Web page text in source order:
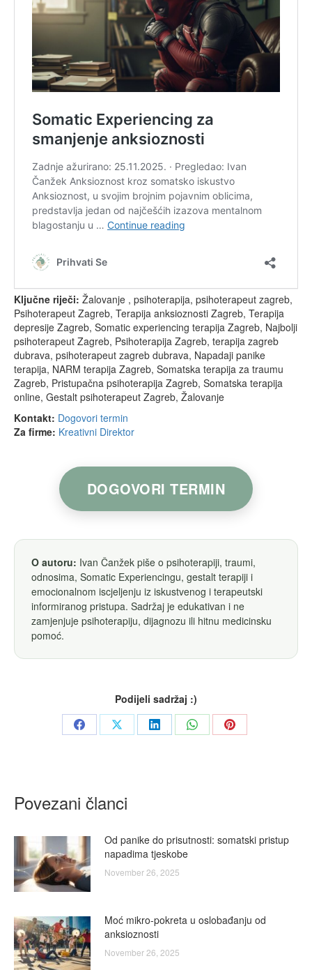
Ključne riječi: Žalovanje , psihoterapija, psihoterapeut zagreb,
Psihoterapeut Zagreb, Terapija anksioznosti Zagreb, Terapija
depresije Zagreb, Somatic experiencing terapija Zagreb, Najbolji
psihoterapeut Zagreb, Psihoterapija Zagreb, terapija zagreb
dubrava, psihoterapeut zagreb dubrava, Napadaji panike
terapija, NARM terapija Zagreb, Somatska terapija za traumu
Zagreb, Pristupačna psihoterapija Zagreb, Somatska terapija
online, Gestalt psihoterapeut Zagreb, Žalovanje
Kontakt: Dogovori termin
Za firme: Kreativni Direktor
DOGOVORI TERMIN
O autoru: Ivan Čanžek piše o psihoterapiji, traumi,
odnosima, Somatic Experiencingu, gestalt terapiji i
emocionalnom iscjeljenju iz iskustvenog i terapeutski
informiranog pristupa. Sadržaj je edukativan i ne
zamjenjuje psihoterapiju, dijagnozu ili hitnu medicinsku
pomoć.
Podijeli sadržaj :)
Share Share Share Share Share
Povezani članci
Od panike do prisutnosti: somatski pristup
napadima tjeskobe
November 26, 2025
Moć mikro-pokreta u oslobađanju od
anksioznosti
November 26, 2025